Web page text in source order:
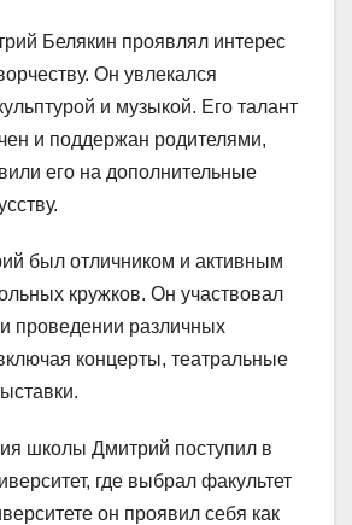
Белякин проявлял интерес
Он увлекался
и музыкой. Его талант
и поддержан родителями,
его на дополнительные
был отличником и активным
кружков. Он участвовал
проведении различных
концерты, театральные
школы Дмитрий поступил в
где выбрал факультет
он проявил себя как